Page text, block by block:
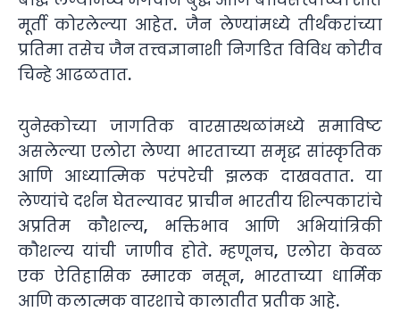
मूर्ती कोरलेल्या आहेत. जैन लेण्यांमध्ये तीर्थंकरांच्या
प्रतिमा तसेच जैन तत्त्वज्ञानाशी निगडित विविध कोरीव
चिन्हे आढळतात.
युनेस्कोच्या जागतिक वारसास्थळांमध्ये समाविष्ट
असलेल्या एलोरा लेण्या भारताच्या समृद्ध सांस्कृतिक
आणि आध्यात्मिक परंपरेची झलक दाखवतात. या
लेण्यांचे दर्शन घेतल्यावर प्राचीन भारतीय शिल्पकारांचे
अप्रतिम कौशल्य, भक्तिभाव आणि अभियांत्रिकी
कौशल्य यांची जाणीव होते. म्हणूनच, एलोरा केवळ
एक ऐतिहासिक स्मारक नसून, भारताच्या धार्मिक
आणि कलात्मक वारशाचे कालातीत प्रतीक आहे.